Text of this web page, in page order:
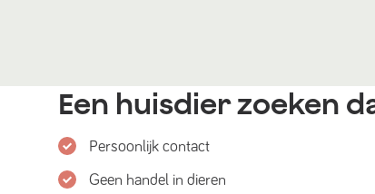
Een huisdier zoeken
Persoonlijk contact
Geen handel in dieren